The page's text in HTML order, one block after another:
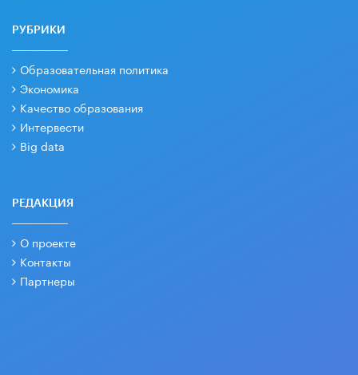
РУБРИКИ
Образовательная политика
Экономика
Качество образования
Интервести
Big data
РЕДАКЦИЯ
О проекте
Контакты
Партнеры